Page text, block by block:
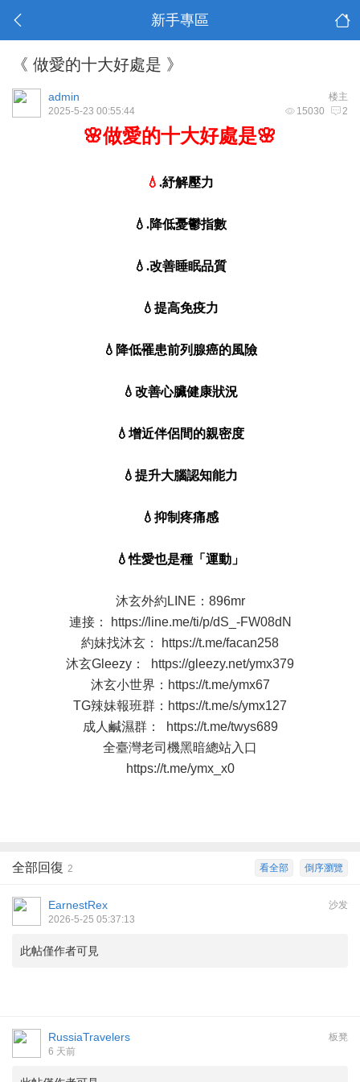
新手專區
《 做愛的十大好處是 》
楼主
admin
15030 2
2025-5-23 00:55:44
🌸做愛的十大好處是🌸
💧 .紓解壓力
💧.降低憂鬱指數
💧.改善睡眠品質
💧提高免疫力
💧降低罹患前列腺癌的風險
💧改善心臟健康狀況
💧增近伴侶間的親密度
💧提升大腦認知能力
💧抑制疼痛感
💧性愛也是種「運動」
沐玄外約LINE：896mr
連接：
https://line.me/ti/p/dS_-FW08dN
約妹找沐玄：
https://t.me/facan258
沐玄Gleezy：
https://gleezy.net/ymx379
沐玄小世界： https://t.me/ymx67
TG辣妹報班群： https://t.me/s/ymx127
成人鹹濕群：
https://t.me/twys689
全臺灣老司機黑暗總站入口
https://t.me/ymx_x0
倒序瀏覽
看全部
全部回復 2
沙发
EarnestRex
2026-5-25 05:37:13
此帖僅作者可見
板凳
RussiaTravelers
6 天前